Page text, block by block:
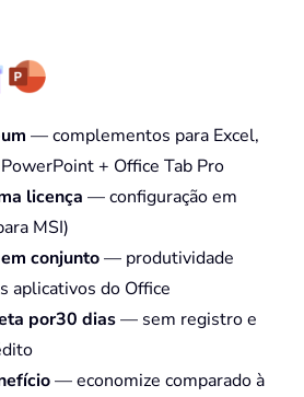
— complementos para Excel,
+ Office Tab Pro
licença — configuração em
MSI)
conjunto— produtividade
aplicativos do Office
por30 dias— sem registro e
— economize comparado à